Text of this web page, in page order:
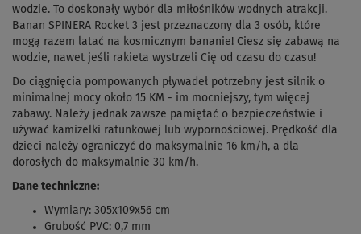
wodzie. To doskonały wybór dla miłośników wodnych atrakcji.
Banan SPINERA Rocket 3 jest przeznaczony dla 3 osób, które
mogą razem latać na kosmicznym bananie! Ciesz się zabawą na
wodzie, nawet jeśli rakieta wystrzeli Cię od czasu do czasu!
Do ciągnięcia pompowanych pływadeł potrzebny jest silnik o
minimalnej mocy około 15 KM - im mocniejszy, tym więcej
zabawy. Należy jednak zawsze pamiętać o bezpieczeństwie i
używać kamizelki ratunkowej lub wypornościowej. Prędkość dla
dzieci należy ograniczyć do maksymalnie 16 km/h, a dla
dorosłych do maksymalnie 30 km/h.
Dane techniczne:
Wymiary: 305x109x56 cm
Grubość PVC: 0,7 mm